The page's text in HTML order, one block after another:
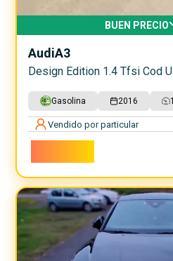
BUEN PRECIO
AudiA3
Design Edition 1.4 Tfsi Cod
Gasolina 2016
Vendido por particular